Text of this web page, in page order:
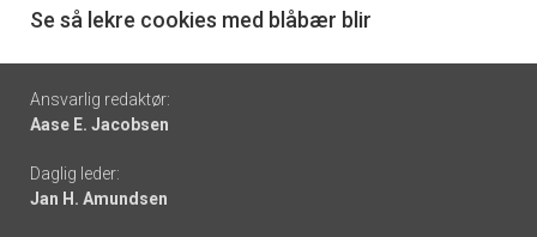
6
Se så lekre cookies med blåbær blir
Footer
-
links
Ansvarlig redaktør:
Aase E. Jacobsen
Daglig leder:
Jan H. Amundsen